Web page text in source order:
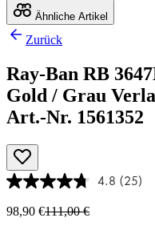
Ähnliche Artikel
Zurück
Ray-Ban RB
Gold / Grau
Art.-Nr. 1561352
4.8 (25)
98,90 €111,00 €